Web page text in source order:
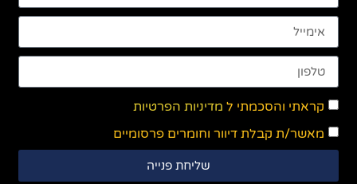
קראתי והסכמתי ל מדיניות הפרטיות
מאשר/ת קבלת דיוור וחומרים פרסומיים
שליחת פנייה